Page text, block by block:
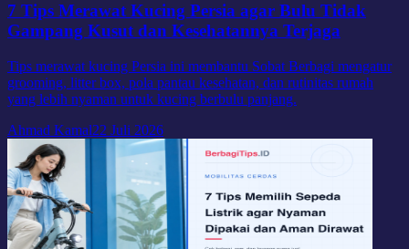
7 Tips Merawat Kucing Persia agar Bulu Tidak
Gampang Kusut dan Kesehatannya Terjaga
Tips merawat kucing Persia ini membantu Sobat Berbagi mengatur
grooming, litter box, pola pantau kesehatan, dan rutinitas rumah
yang lebih nyaman untuk kucing berbulu panjang.
Ahmad Kamal22 Juli 2026